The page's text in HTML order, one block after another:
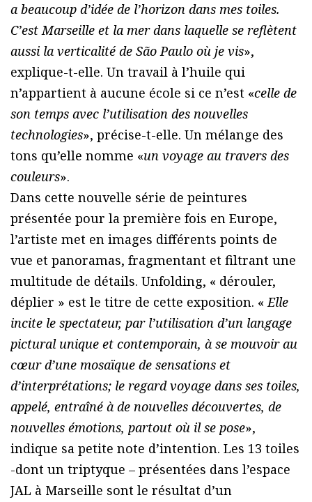
a beaucoup d’idée de l’horizon dans mes toiles.
C’est Marseille et la mer dans laquelle se reflètent
aussi la verticalité de São Paulo où je vis»,
explique-t-elle. Un travail à l’huile qui
n’appartient à aucune école si ce n’est «celle de
son temps avec l’utilisation des nouvelles
technologies», précise-t-elle. Un mélange des
tons qu’elle nomme «un voyage au travers des
couleurs».
Dans cette nouvelle série de peintures
présentée pour la première fois en Europe,
l’artiste met en images différents points de
vue et panoramas, fragmentant et filtrant une
multitude de détails. Unfolding, « dérouler,
déplier » est le titre de cette exposition. « Elle
incite le spectateur, par l’utilisation d’un langage
pictural unique et contemporain, à se mouvoir au
cœur d’une mosaïque de sensations et
d’interprétations; le regard voyage dans ses toiles,
appelé, entraîné à de nouvelles découvertes, de
nouvelles émotions, partout où il se pose»,
indique sa petite note d’intention. Les 13 toiles
-dont un triptyque – présentées dans l’espace
JAL à Marseille sont le résultat d’un